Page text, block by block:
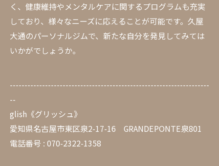
く、健康維持やメンタルケアに関するプログラムも充実
しており、様々なニーズに応えることが可能です。久屋
大通のパーソナルジムで、新たな自分を発見してみては
いかがでしょうか。
--------------------------------------------------------------------
--
glish《グリッシュ》
愛知県名古屋市東区泉2-17-16 GRANDEPONTE泉801
電話番号 : 070-2322-1358